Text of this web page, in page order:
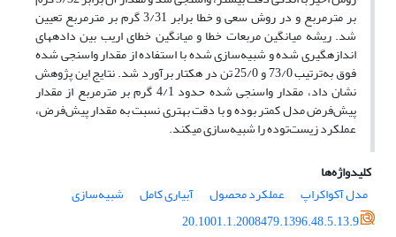
بر متر‌مربع و در روش سعی و خطا برابر 3/31 گرم بر متر‌مربع تعیین
شد. ریشه میانگین مربعات خطا و میانگین خطای اریب بین داده­های
اندازه­گیری شده و شبیه‌سازی شده با استفاده از مقدار واسنجی شده
فوق به‌ترتیب 73/0 و 25/0 تن در هکتار برآورد شد. نتایج این پژوهش
نشان داد، مقدار واسنجی شده حدود 4/1 گرم بر مترمربع از مقدار
پیش‌فرض مدل کمتر بوده و با دقت بهتری نسبت به مقدار پیش‌فرض،
عملکرد زیست‌توده را شبیه‌سازی می­کند.
کلیدواژه‌ها
مدل آکواکراپ
عملکرد محصول آبیاری کامل
شبیه‌سازی
20.1001.1.2008479.1396.48.5.13.9